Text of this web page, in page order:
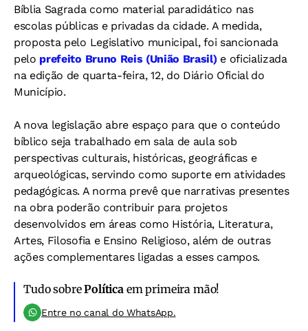
Bíblia Sagrada como material paradidático nas
escolas públicas e privadas da cidade. A medida,
proposta pelo Legislativo municipal, foi sancionada
pelo prefeito Bruno Reis (União Brasil)e oficializada
na edição de quarta-feira, 12, do Diário Oficial do
Município.
A nova legislação abre espaço para que o conteúdo
bíblico seja trabalhado em sala de aula sob
perspectivas culturais, históricas, geográficas e
arqueológicas, servindo como suporte em atividades
pedagógicas. A norma prevê que narrativas presentes
na obra poderão contribuir para projetos
desenvolvidos em áreas como História, Literatura,
Artes, Filosofia e Ensino Religioso, além de outras
ações complementares ligadas a esses campos.
Tudo sobrePolítica em primeira mão!
Entre no canal do WhatsApp.